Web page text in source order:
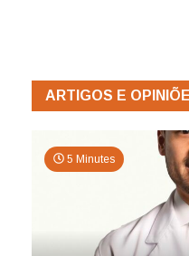
ARTIGOS E
5 Minutes